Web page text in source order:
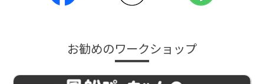
お勧めのワークショップ